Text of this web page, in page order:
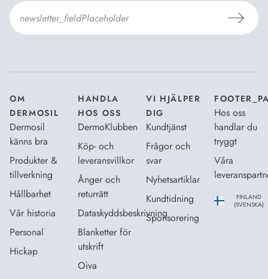
OM
DERMOSIL
Dermosil
känns bra
Produkter &
tillverkning
Hållbarhet
Vår historia
Personal
Hickap
HANDLA
HOS OSS
DermoKlubben
Köp- och
leveransvillkor
Ånger och
returrätt
Dataskyddsbeskrivning
Blanketter för
utskrift
Oiva
VI HJÄLPER
DIG
Kundtjänst
Frågor och
svar
Nyhetsartiklar
Kundtidning
Sponsorering
Hos oss
handlar du
tryggt
Våra
FINLAND
(SVENSKA)